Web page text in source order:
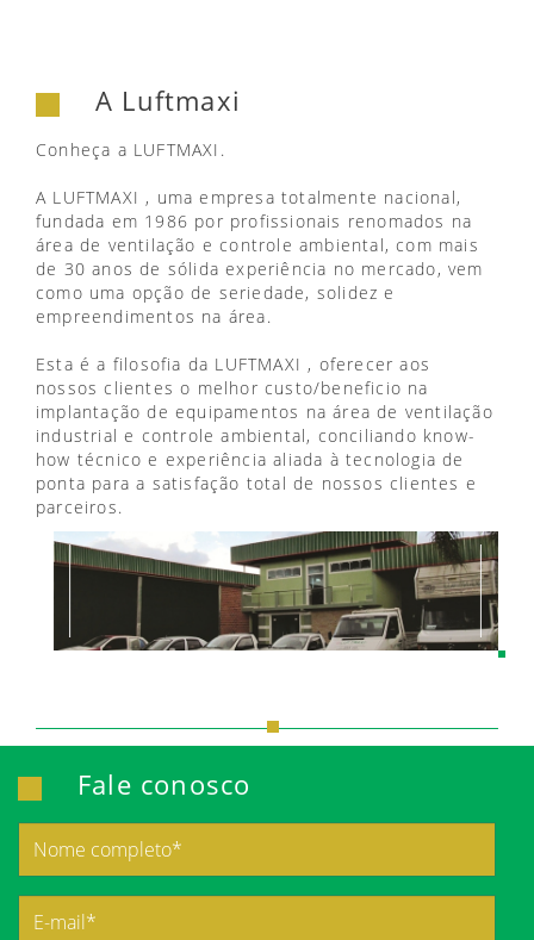
A Luftmaxi
Conheça a LUFTMAXI.
A LUFTMAXI , uma empresa totalmente nacional,
fundada em 1986 por profissionais renomados na
área de ventilação e controle ambiental, com mais
de 30 anos de sólida experiência no mercado, vem
como uma opção de seriedade, solidez e
empreendimentos na área.
Esta é a filosofia da LUFTMAXI , oferecer aos
nossos clientes o melhor custo/beneficio na
implantação de equipamentos na área de ventilação
industrial e controle ambiental, conciliando know-
how técnico e experiência aliada à tecnologia de
ponta para a satisfação total de nossos clientes e
parceiros.
Fale conosco